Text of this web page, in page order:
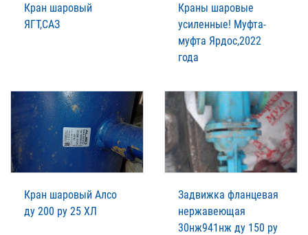
Кран шаровый
ЯГТ,САЗ
Краны шаровые
усиленные! Муфта-
муфта Ярдос,2022
года
Кран шаровый Алсо
ду 200 ру 25 ХЛ
Задвижка фланцевая
нержавеющая
30нж941нж ду 150 ру